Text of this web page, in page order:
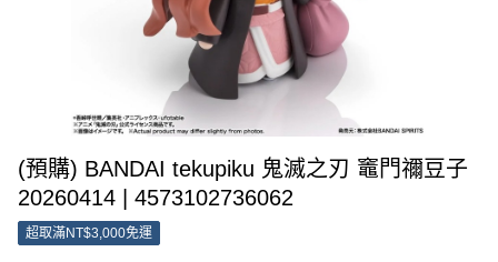
(預購) BANDAI tekupiku 鬼滅之刃 竈門禰豆子
20260414 | 4573102736062
超取滿NT$3,000免運